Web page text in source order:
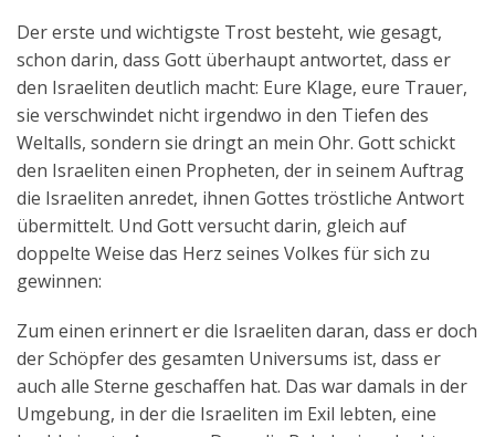
Der erste und wichtigste Trost besteht, wie gesagt,
schon darin, dass Gott überhaupt antwortet, dass er
den Israeliten deutlich macht: Eure Klage, eure Trauer,
sie verschwindet nicht irgendwo in den Tiefen des
Weltalls, sondern sie dringt an mein Ohr. Gott schickt
den Israeliten einen Propheten, der in seinem Auftrag
die Israeliten anredet, ihnen Gottes tröstliche Antwort
übermittelt. Und Gott versucht darin, gleich auf
doppelte Weise das Herz seines Volkes für sich zu
gewinnen:
Zum einen erinnert er die Israeliten daran, dass er doch
der Schöpfer des gesamten Universums ist, dass er
auch alle Sterne geschaffen hat. Das war damals in der
Umgebung, in der die Israeliten im Exil lebten, eine